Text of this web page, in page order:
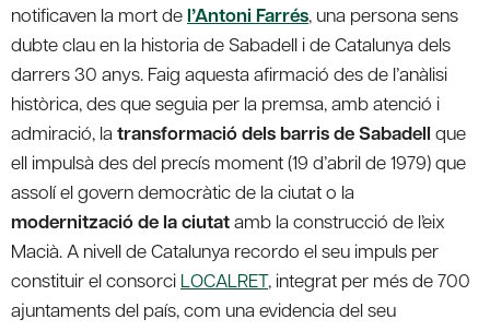
notificaven la mort de l’Antoni Farrés, una persona sens
dubte clau en la historia de Sabadell i de Catalunya dels
darrers 30 anys. Faig aquesta afirmació des de l’anàlisi
històrica, des que seguia per la premsa, amb atenció i
admiració, la transformació dels barris de Sabadell que
ell impulsà des del precís moment (19 d’abril de 1979) que
assolí el govern democràtic de la ciutat o la
modernització de la ciutatamb la construcció de l’eix
Macià. A nivell de Catalunya recordo el seu impuls per
constituir el consorci LOCALRET, integrat per més de 700
ajuntaments del país, com una evidencia del seu